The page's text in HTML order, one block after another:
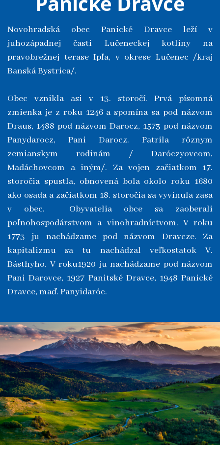
Novohradská obec Panické Dravce leží v
juhozápadnej časti Lučeneckej kotliny na
pravobrežnej terase Ipľa, v okrese Lučenec /kraj
Banská Bystrica/.
Obec vznikla asi v 13. storočí. Prvá písomná
zmienka je z roku 1246 a spomína sa pod názvom
Draus, 1488 pod názvom Darocz, 1573 pod názvom
Panydarocz, Pani Darocz. Patrila rôznym
zemianskym rodinám / Daróczyovcom,
Madáchovcom a iným/. Za vojen začiatkom 17.
storočia spustla, obnovená bola okolo roku 1680
ako osada a začiatkom 18. storočia sa vyvinula zasa
v obec. Obyvatelia obce sa zaoberali
poľnohospodárstvom a vinohradníctvom. V roku
1773 ju nachádzame pod názvom Dravcze. Za
kapitalizmu sa tu nachádzal veľkostatok V.
Básthyho. V roku1920 ju nachádzame pod názvom
Pani Darovce, 1927 Panitské Dravce, 1948 Panické
Dravce, maď. Panyidaróc.